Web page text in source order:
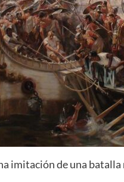
imitación de una